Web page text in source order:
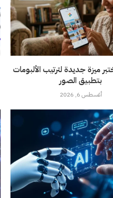
ميزة جديدة لترتيب الألبومات
بتطبيق الصور
أغسطس 6, 2026